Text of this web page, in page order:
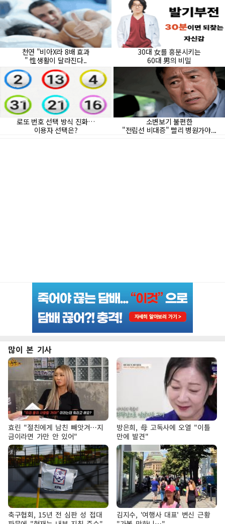
많이 본 기사
효린 "절친에게 남친 빼앗겨…지
금이라면 가만 안 있어"
방은희, 母 고독사에 오열 "이틀
만에 발견"
축구협회, 15년 전 심판 성 접대
김지수, '여행사 대표' 변신 근황